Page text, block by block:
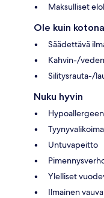
Maksulliset
Ole kuin
Säädettävä
Kahvin-/
Silitysrauta-/
Nuku hyvin
Tyynyvalikoima
Untuvapeitto
Ylelliset
Ilmainen